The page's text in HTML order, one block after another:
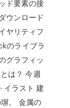
ド要素の接
ウンロード
ヤリティフ
のライブラ
グラフィッ
は？ 今週
イラスト 建
。 金属の